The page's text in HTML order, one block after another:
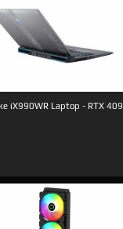
iX990WR Laptop - RTX